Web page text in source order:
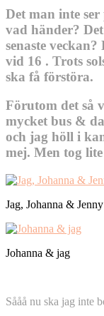
Det man inte
vad händer?
senaste
vid 16 . Trots
ska få förstöra.
Förutom det så
mycket bus &
och jag höll i
mej. Men tog
Jag, Johanna & Jenny
Johanna & jag
Sååå nu ska jag inte